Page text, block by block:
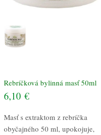
Rebríčková bylinná masť 50ml
6,10 €
Masť s extraktom z rebríčka
obyčajného 50 ml, upokojuje,